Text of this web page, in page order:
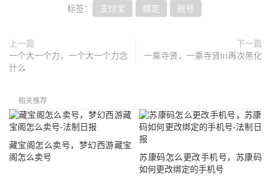
标签： 支付宝 绑定 账号
上一篇
一个大一个力，一个大一个力念
什么
下一篇
一乘寺贤，一乘寺贤tri再次黑化
相关推荐
藏宝阁怎么卖号，梦幻西游藏宝
阁怎么卖号
苏康码怎么更改手机号，苏康码
如何更改绑定的手机号